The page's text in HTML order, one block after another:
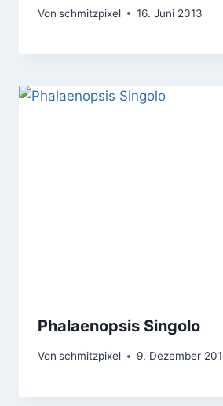
Von schmitzpixel 16. Juni 2013
Phalaenopsis Singolo
Von schmitzpixel 9. Dezember